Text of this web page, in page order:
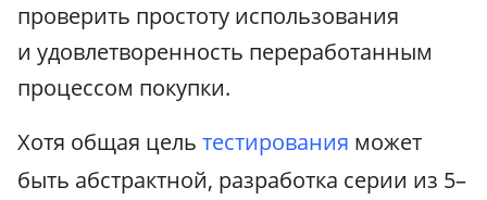
проверить простоту использования
и удовлетворенность переработанным
процессом покупки.
Хотя общая цель тестирования может
быть абстрактной, разработка серии из 5–